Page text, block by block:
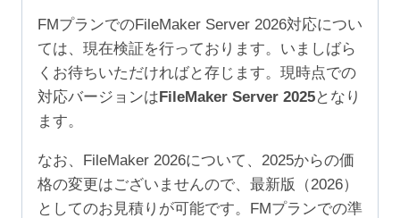
規
1
年
（50-
99
ー
ザ）
個
FMプランでのFileMaker Server 2026対応につい
ては、現在検証を行っております。いましばら
くお待ちいただければと存じます。現時点での
対応バージョンは FileMaker Server 2025となり
ます。
なお、FileMaker 2026について、2025からの価
格の変更はございませんので、最新版（2026）
としてのお見積りが可能です。FMプランでの準